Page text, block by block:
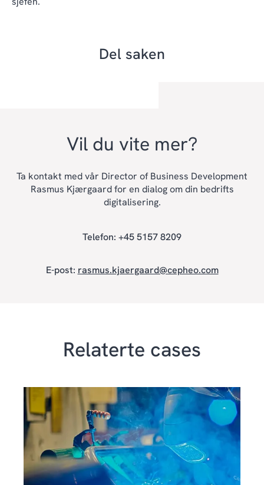
Del saken
Vil du vite mer?
Ta kontakt med vår Director of Business Development
Rasmus Kjærgaard for en dialog om din bedrifts
digitalisering.
Telefon: +45 5157 8209
E-post: rasmus.kjaergaard@cepheo.com
Relaterte cases